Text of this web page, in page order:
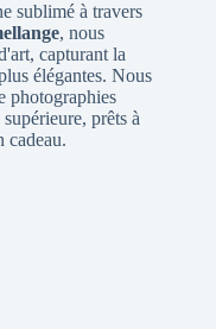
sublimé à travers
, nous
capturant la
élégantes. Nous
photographies
prêts à
cadeau.